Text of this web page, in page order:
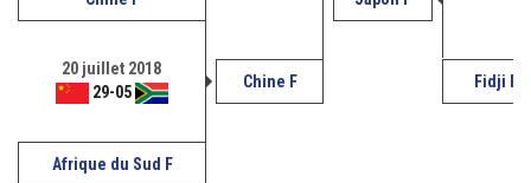
20 juillet 2018
29-05
Chine F Fidji F
Afrique du Sud F